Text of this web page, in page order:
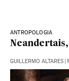
ANTROPOLOGIA
GUILLERMO ALTARES |